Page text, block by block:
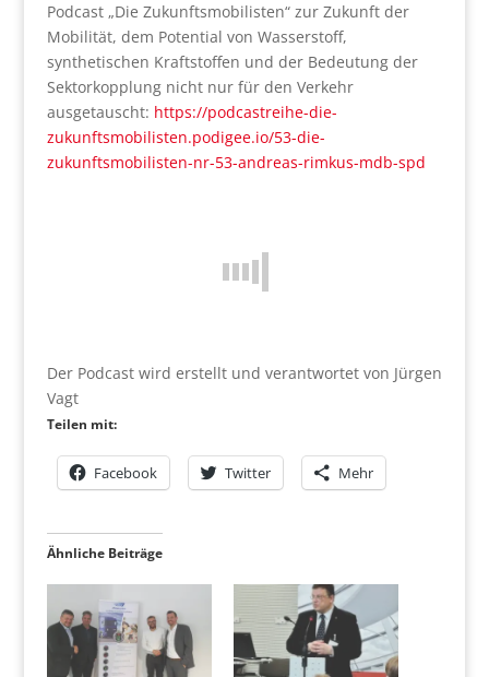
Podcast „Die Zukunftsmobilisten“ zur Zukunft der
Mobilität, dem Potential von Wasserstoff,
synthetischen Kraftstoffen und der Bedeutung der
Sektorkopplung nicht nur für den Verkehr
ausgetauscht: https://podcastreihe-die-
zukunftsmobilisten.podigee.io/53-die-
zukunftsmobilisten-nr-53-andreas-rimkus-mdb-spd
Der Podcast wird erstellt und verantwortet von Jürgen
Vagt
Teilen mit:
Facebook Twitter Mehr
Ähnliche Beiträge